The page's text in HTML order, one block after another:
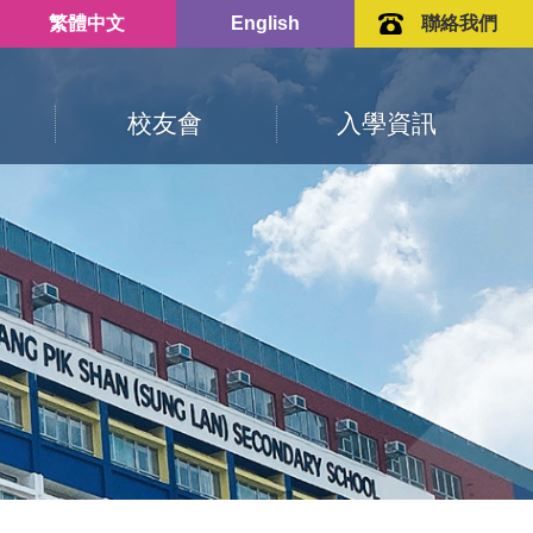
聯絡我們
English
繁體中文
校友會 入學資訊